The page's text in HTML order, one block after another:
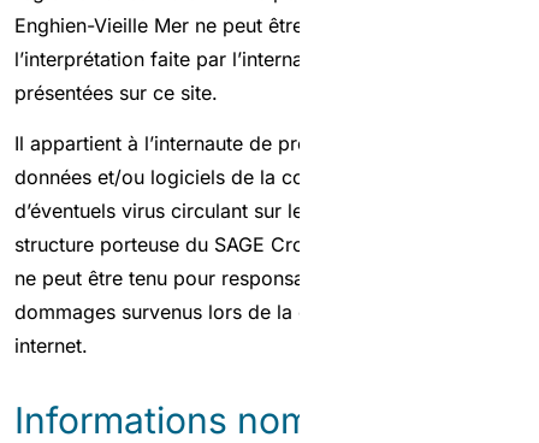
Enghien-Vieille Mer ne peut être tenu responsable de
l’interprétation faite par l’internaute des informations
présentées sur ce site.
Il appartient à l’internaute de protéger ses propres
données et/ou logiciels de la contamination par
d’éventuels virus circulant sur le réseau Internet. la
structure porteuse du SAGE Croult-Enghien-Vieille Mer
ne peut être tenu pour responsable d’éventuels
dommages survenus lors de la consultation de ce site
internet.
Informations nominatives